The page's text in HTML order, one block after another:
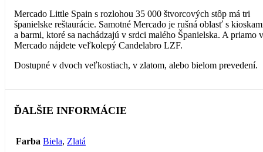
Mercado Little Spain s rozlohou 35 000 štvorcových stôp má tri
španielske reštaurácie. Samotné Mercado je rušná oblasť s
a barmi, ktoré sa nachádzajú v srdci malého Španielska. A priamo v
Mercado nájdete veľkolepý Candelabro LZF.
Dostupné v dvoch veľkostiach, v zlatom, alebo bielom prevedení.
ĎALŠIE INFORMÁCIE
Farba Biela, Zlatá